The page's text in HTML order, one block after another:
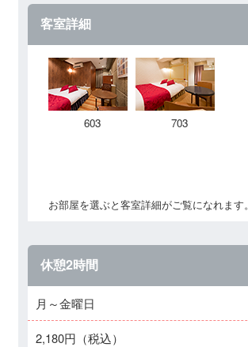
客室詳細
603 703
お部屋を選ぶと客室詳細がご覧になれます。
休憩2時間
月～金曜日
2,180円（税込）